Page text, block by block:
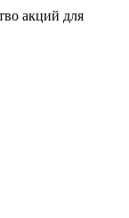
акций для